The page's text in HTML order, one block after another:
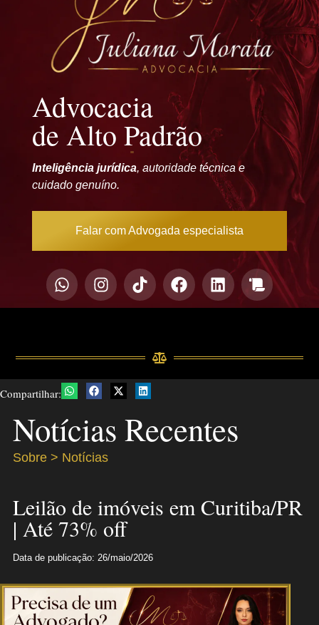
Advocacia
de Alto Padrão
Inteligência jurídica, autoridade técnica e
cuidado genuíno.
Falar com Advogada especialista
Compartilhar:
Notícias Recentes
Sobre > Notícias
Leilão de imóveis em Curitiba/PR
| Até 73% off
Data de publicação: 26/maio/2026